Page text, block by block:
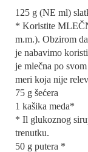
125 g (NE ml)
* Koristite
m.m.). Obzirom
je nabavimo
je mlečna po
meri koja nije
75 g šećera
1 kašika meda*
* Il glukoznog
trenutku.
50 g putera *